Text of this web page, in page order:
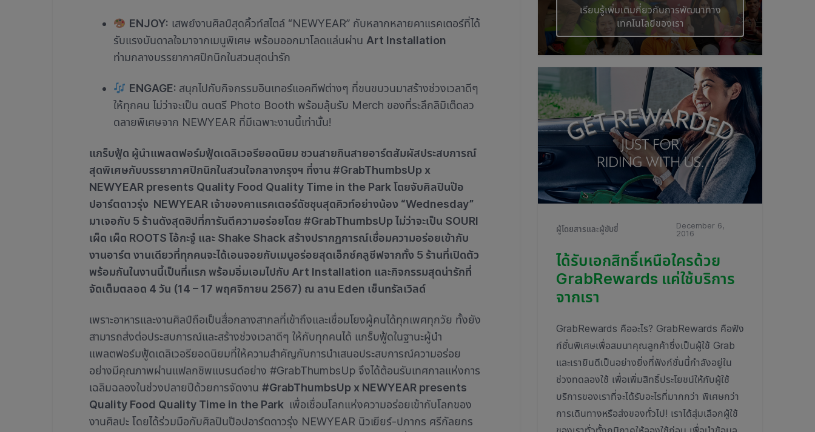
ENJOY: เสพย์งานศิลป์สุดคิ้วท์สไตล์ “NEWYEAR” กับหลากหลายคาแรคเตอร์ที่ได้
รับแรงบันดาลใจมาจากเมนูพิเศษ พร้อมออกมาโลดแล่นผ่าน Art Installation
ท่ามกลางบรรยากาศปิกนิกในสวนสุดน่ารัก
ENGAGE: สนุกไปกับกิจกรรมอินเทอร์แอคทีฟต่างๆ ที่ขนขบวนมาสร้างช่วงเวลาดีๆ
ให้ทุกคน ไม่ว่าจะเป็น ดนตรี Photo Booth พร้อมลุ้นรับ Merch ของที่ระลึกลิมิเต็ดลว
ดลายพิเศษจาก NEWYEAR ที่มีเฉพาะงานนี้เท่านั้น!
แกร็บฟู้ด ผู้นำแพลตฟอร์มฟู้ดเดลิเวอรียอดนิยม ชวนสายกินสายอาร์ตสัมผัสประสบการณ์
สุดพิเศษกับบรรยากาศปิกนิกในสวนใจกลางกรุงฯ ที่งาน #GrabThumbsUp x
NEWYEAR presents Quality Food Quality Time in the Park โดยจับศิลปินป๊อ
ปอาร์ตดาวรุ่ง NEWYEAR เจ้าของคาแรคเตอร์ดัชชุนสุดคิวท์อย่างน้อง “Wednesday”
มาเจอกับ 5 ร้านดังสุดฮิปที่การันตีความอร่อยโดย #GrabThumbsUp ไม่ว่าจะเป็น SOURI
เผ็ด เผ็ด ROOTS โอ้กะจู๋ และ Shake Shack สร้างปรากฏการณ์เชื่อมความอร่อยเข้ากับ
งานอาร์ต งานเดียวที่ทุกคนจะได้เอนจอยกับเมนูอร่อยสุดเอ็กซ์คลูซีฟจากทั้ง 5 ร้านที่เปิดตัว
พร้อมกันในงานนี้เป็นที่แรก พร้อมอิ่มเอมไปกับ Art Installation และกิจกรรมสุดน่ารักที่
จัดเต็มตลอด 4 วัน (14 – 17 พฤศจิกายน 2567) ณ ลาน Eden เซ็นทรัลเวิลด์
เพราะอาหารและงานศิลป์ถือเป็นสื่อกลางสากลที่เข้าถึงและเชื่อมโยงผู้คนได้ทุกเพศทุกวัย ทั้งยัง
สามารถส่งต่อประสบการณ์และสร้างช่วงเวลาดีๆ ให้กับทุกคนได้ แกร็บฟู้ดในฐานะผู้นำ
แพลตฟอร์มฟู้ดเดลิเวอรียอดนิยมที่ให้ความสำคัญกับการนำเสนอประสบการณ์ความอร่อย
อย่างมีคุณภาพผ่านแฟลกชิพแบรนด์อย่าง #GrabThumbsUp จึงได้ต้อนรับเทศกาลแห่งการ
เฉลิมฉลองในช่วงปลายปีด้วยการจัดงาน #GrabThumbsUp x NEWYEAR presents
Quality Food Quality Time in the Park เพื่อเชื่อมโลกแห่งความอร่อยเข้ากับโลกของ
งานศิลปะ โดยได้ร่วมมือกับศิลปินป๊อปอาร์ตดาวรุ่ง NEWYEAR นิวเยียร์-ปภากร ศรีกัลยกร
เรียนรู้เพิ่มเติมกี่ยวกับการพัฒนาทาง
เทคโนโลยีของเรา
ผู้โดยสารและผู้ขับขี่
December 6,
2016
ได้รับเอกสิทธิ์เหนือใครด้วย
GrabRewards แค่ใช้บริการ
จากเรา
GrabRewards คืออะไร? GrabRewards คือฟัง
ก์ชั่นพิเศษเพื่อสมนาคุณลูกค้าซึ่งเป็นผู้ใช้ Grab
และเรายินดีเป็นอย่างยิ่งที่ฟังก์ชั่นนี้กำลังอยู่ใน
ช่วงทดลองใช้ เพื่อเพิ่มสิทธิ์ประโยชน์ให้กับผู้ใช้
บริการของเราที่จะได้รับอะไรที่มากกว่า พิเศษกว่า
การเดินทางหรือส่งของทั่วไป! เราได้สุ่มเลือกผู้ใช้